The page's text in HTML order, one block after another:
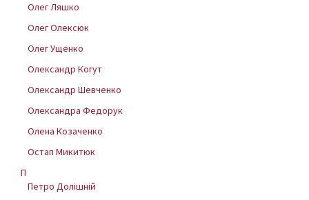
Олег Ляшко
Олег Олексюк
Олег Ущенко
Олександр Когут
Олександр Шевченко
Олександра Федорук
Олена Козаченко
Остап Микитюк
П
Петро Долішній